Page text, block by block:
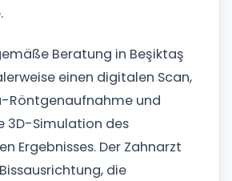
Beratung in Beşiktaş
einen digitalen Scan,
Röntgenaufnahme und
3D-Simulation des
Ergebnisses. Der Zahnarzt
die